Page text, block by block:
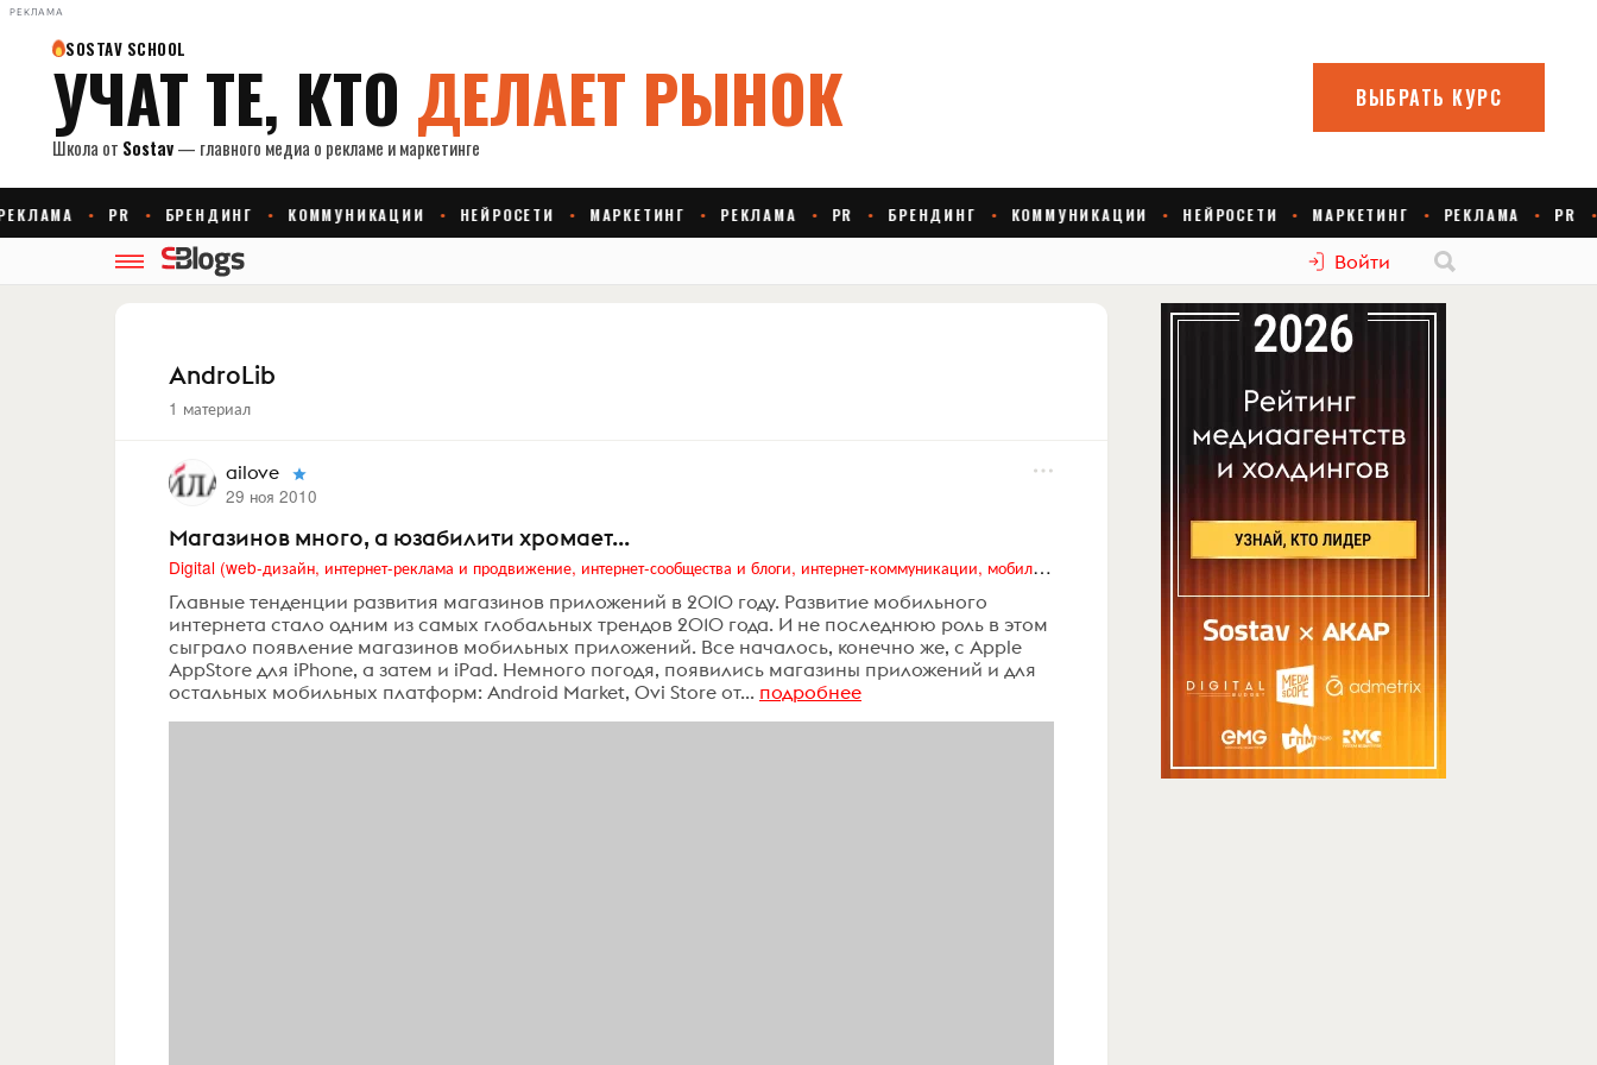
РЕКЛАМА
Войти
AndroLib
1 материал
ailove
29 ноя 2010
Магазинов много, а юзабилити хромает...
Digital (web-дизайн, интернет-реклама и продвижение, интернет-сообщества и блоги, интернет-коммуникации, мобильный маркетинг, реклама на цифровых экранах)
Главные тенденции развития магазинов приложений в 2010 году. Развитие мобильного
интернета стало одним из самых глобальных трендов 2010 года. И не последнюю роль в этом
сыграло появление магазинов мобильных приложений. Все началось, конечно же, с Apple
AppStore для iPhone, а затем и iPad. Немного погодя, появились магазины приложений и для
остальных мобильных платформ: Android Market, Ovi Store от... подробнее